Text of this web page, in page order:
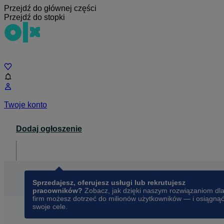
Przejdź do głównej części
Przejdź do stopki
Twoje konto
Dodaj ogłoszenie
Sprzedajesz, oferujesz usługi lub rekrutujesz
pracowników? Zobacz, jak dzięki naszym rozwiązaniom dla
firm możesz dotrzeć do milionów użytkowników — i osiągnąć
swoje cele.